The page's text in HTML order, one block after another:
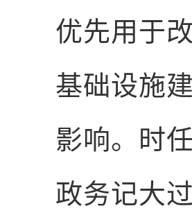
优先用于
基础设施
影响。时
政务记大